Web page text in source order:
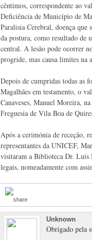
cêntimos, correspondente ao
Deficiência de Município de
Paralisia Cerebral, doença
da postura, como resultado de
central. A lesão pode ocorrer
progride, mas causa limites na
Depois de cumpridas todas as
Magalhães em testamento, o
Canaveses, Manuel Moreira,
Freguesia de Vila Boa de
Após a cerimónia de receção,
representantes da UNICEF,
visitaram a Biblioteca Dr. Luís
legais, nomeadamente com
Unknown
Obrigado pela